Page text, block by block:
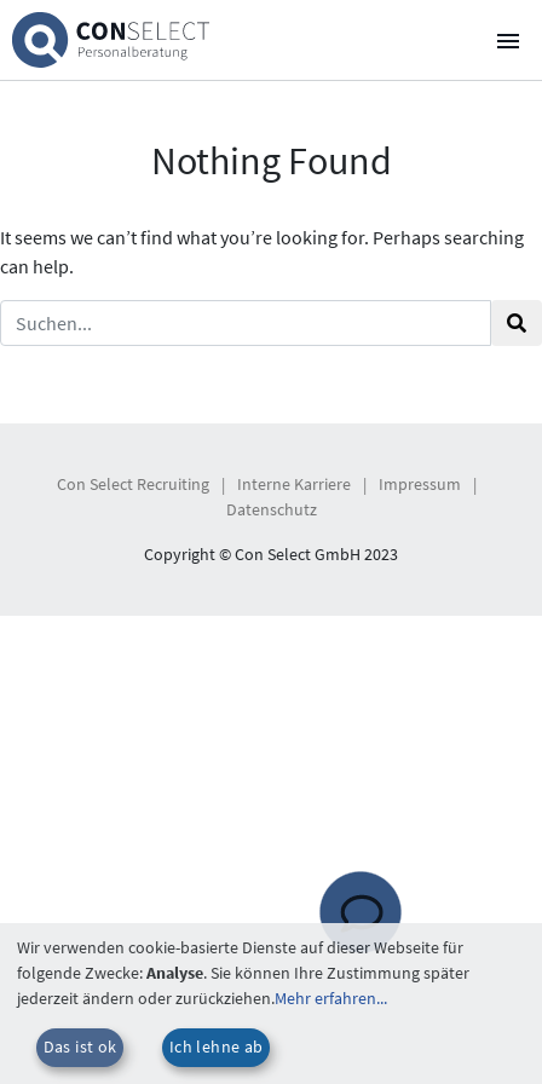
Für Unternehmen
WhatsApp Chat
Nothing Found
It seems we can’t find what you’re looking for. Perhaps searching
can help.
Con Select Recruiting | Interne Karriere | Impressum
|
Datenschutz
Copyright © Con Select GmbH 2023
Wir verwenden cookie-basierte Dienste auf dieser Webseite für
folgende Zwecke:Analyse. Sie können Ihre Zustimmung später
jederzeit ändern oder zurückziehen.Mehr erfahren...
Das ist ok Ich lehne ab